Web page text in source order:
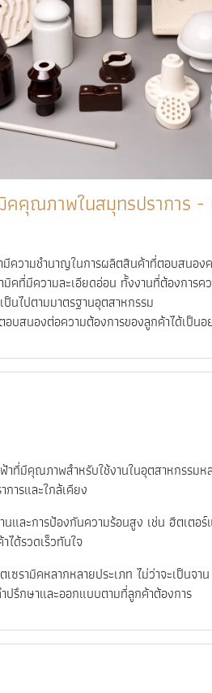
คคุณภาพในสมุทรปราการ
มีความชำนาญในการผลิตสินค้าที่ตอบสนอง
คที่มีความละเอียดอ่อน ทั้งงานที่ต้องการ
นไปตามมาตรฐานอุตสาหกรรม
อบสนองต่อความต้องการของลูกค้าได้เป็นอ
าที่มีคุณภาพสำหรับใช้งานในอุตสาหกรรม
ารและใกล้เคียง
และการป้องกันความร้อนสูง เช่น ฮีตเตอ
ได้รวดเร็วทันใจ
เซรามิคหลากหลายประเภท ไม่ว่าจะเป็น
ปรึกษาและออกแบบตามที่ลูกค้าต้องการ